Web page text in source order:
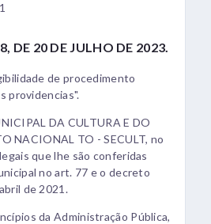
DE 20 DE JULHO DE 2023.
de procedimento
providencias".
DA CULTURA E DO
NACIONAL TO - SECULT, no
que lhe são conferidas
no art. 77 e o decreto
de 2021.
da Administração Pública,